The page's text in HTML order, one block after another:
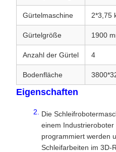
Gürtelmaschine 2*3,75
Gürtelgröße 1900
Anzahl der Gürtel 4
Bodenfläche
Eigenschaften
Die
einem
programmiert werden
Schleifarbeiten im 3D-